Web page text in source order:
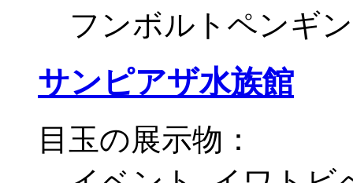
フンボルトペンギン
サンピアザ水族館
目玉の展示物：